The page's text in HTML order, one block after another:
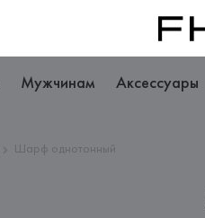
Мужчинам Аксессуары
Шарф однотонный